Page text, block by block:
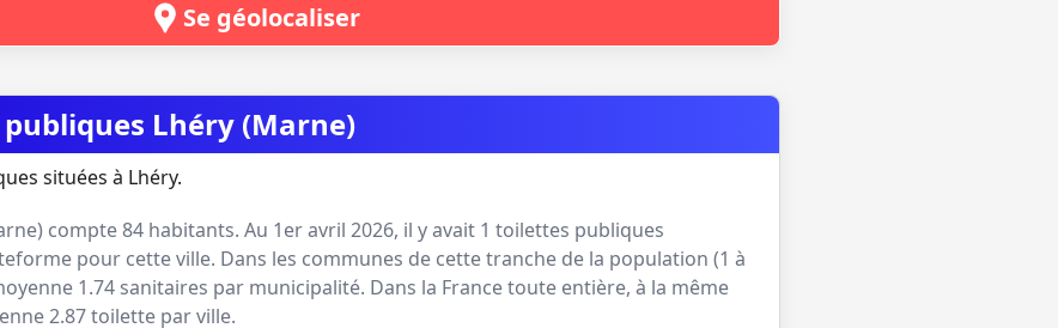
Se géolocaliser
Lhéry (Marne)
situées à Lhéry.
) compte84 habitants. Au 1er avril 2026, il y avait 1 toilettes publiques
pour cette ville. Dans les communes de cette tranche de la population (1 à
1.74 sanitaires par municipalité. Dans la France toute entière, à la même
2.87toilette par ville.